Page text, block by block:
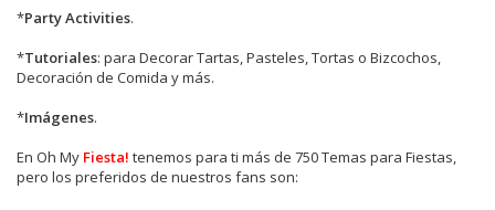
*Party Activities.
*Tutoriales: para Decorar Tartas, Pasteles, Tortas o Bizcochos,
Decoración de Comida y más.
*Imágenes.
En Oh My Fiesta! tenemos para ti más de 750 Temas para Fiestas,
pero los preferidos de nuestros fans son: